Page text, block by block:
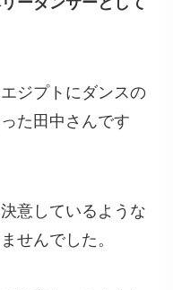
ジプトにダンスの
た田中さんです
意しているような
せんでした。